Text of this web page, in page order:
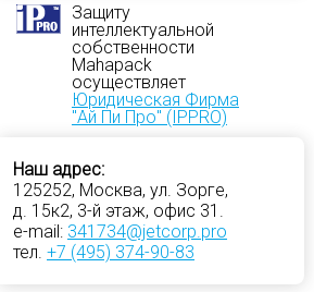
Защиту
интеллектуальной
собственности
Mahapack
осуществляет
Юридическая Фирма
"Ай Пи Про" (IPPRO)
Наш адрес:
125252, Москва, ул. Зорге,
д. 15к2, 3-й этаж, офис 31.
e-mail: 341734@jetcorp.pro
тел. +7 (495) 374-90-83